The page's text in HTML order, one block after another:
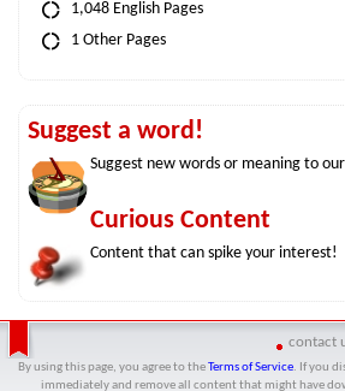
1,048 English Pages
1 Other Pages
Suggest a word!
Suggest new words or meaning to
Curious Content
Content that can spike your interest!
contact
By using this page, you agree to the Terms of Service. If you
immediately and remove all content that might have